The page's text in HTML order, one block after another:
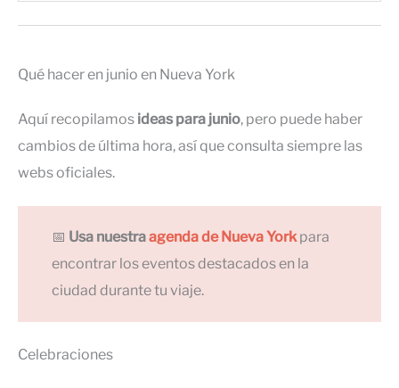
Qué hacer en junio en Nueva York
Aquí recopilamos ideas para junio, pero puede haber
cambios de última hora, así que consulta siempre las
webs oficiales.
📅 Usa nuestraagenda de Nueva Yorkpara
encontrar los eventos destacados en la
ciudad durante tu viaje.
Celebraciones